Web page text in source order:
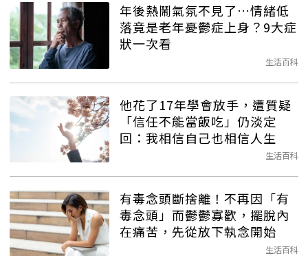
年後熱鬧氣氛不見了…情緒低
落竟是老年憂鬱症上身？9大症
狀一次看
生活百科
他花了17年學會放手，遭質疑
「信任不能當飯吃」仍淡定
回：我相信自己也相信人生
生活百科
有毒念頭斷捨離！不再因「有
毒念頭」而鬱鬱寡歡，擺脫內
在痛苦，先從放下執念開始
生活百科